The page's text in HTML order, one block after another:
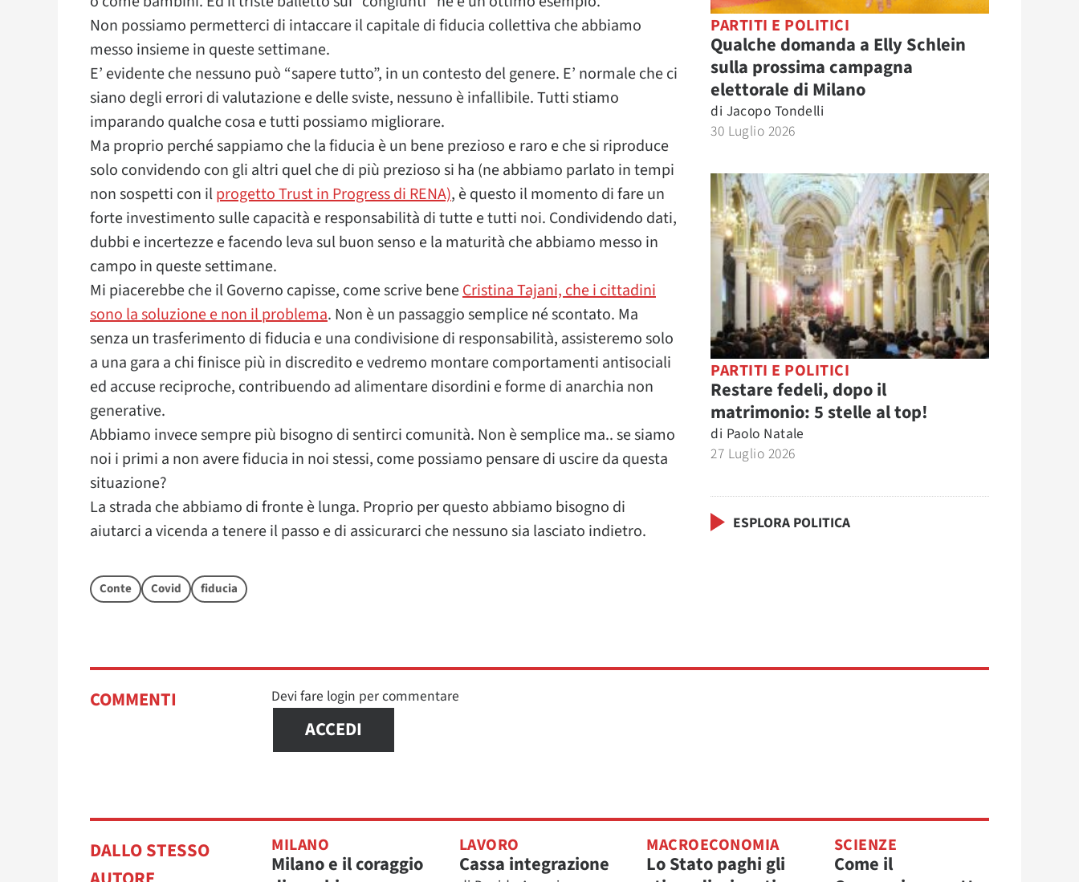
Non possiamo permetterci di intaccare il capitale di fiducia collettiva che abbiamo
messo insieme in queste settimane.
E’ evidente che nessuno può “sapere tutto”, in un contesto del genere. E’ normale che ci
siano degli errori di valutazione e delle sviste, nessuno è infallibile. Tutti stiamo
imparando qualche cosa e tutti possiamo migliorare.
Ma proprio perché sappiamo che la fiducia è un bene prezioso e raro e che si riproduce
solo convidendo con gli altri quel che di più prezioso si ha (ne abbiamo parlato in tempi
non sospetti con ilprogetto Trust in Progress di RENA), è questo il momento di fare un
forte investimento sulle capacità e responsabilità di tutte e tutti noi. Condividendo dati,
dubbi e incertezze e facendo leva sul buon senso e la maturità che abbiamo messo in
campo in queste settimane.
Mi piacerebbe che il Governo capisse, come scrive beneCristina Tajani, che i cittadini
sono la soluzione e non il problema. Non è un passaggio semplice né scontato. Ma
senza un trasferimento di fiducia e una condivisione di responsabilità, assisteremo solo
a una gara a chi finisce più in discredito e vedremo montare comportamenti antisociali
ed accuse reciproche, contribuendo ad alimentare disordini e forme di anarchia non
generative.
Abbiamo invece sempre più bisogno di sentirci comunità. Non è semplice ma.. se siamo
noi i primi a non avere fiducia in noi stessi, come possiamo pensare di uscire da questa
situazione?
La strada che abbiamo di fronte è lunga. Proprio per questo abbiamo bisogno di
aiutarci a vicenda a tenere il passo e di assicurarci che nessuno sia lasciato indietro.
Conte Covid fiducia
PARTITI E POLITICI
Qualche domanda a Elly Schlein
sulla prossima campagna
elettorale di Milano
di Jacopo Tondelli
30 Luglio 2026
PARTITI E POLITICI
Restare fedeli, dopo il
matrimonio: 5 stelle al top!
di Paolo Natale
27 Luglio 2026
ESPLORA POLITICA
COMMENTI Devi fare login per commentare
ACCEDI
DALLO STESSO
MILANO
Milano e il coraggio
LAVORO
Cassa integrazione
MACROECONOMIA
Lo Stato paghi gli
SCIENZE
Come il